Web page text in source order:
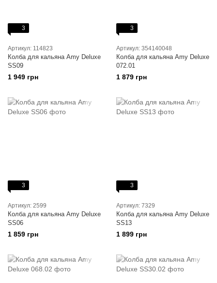
3
Артикул: 114823
Колба для кальяна Amy Deluxe
SS09
1 949 грн
3
Артикул: 354140048
Колба для кальяна Amy Deluxe
072.01
1 879 грн
3
Артикул: 2599
Колба для кальяна Amy Deluxe
SS06
1 859 грн
3
Артикул: 7329
Колба для кальяна Amy Deluxe
SS13
1 899 грн